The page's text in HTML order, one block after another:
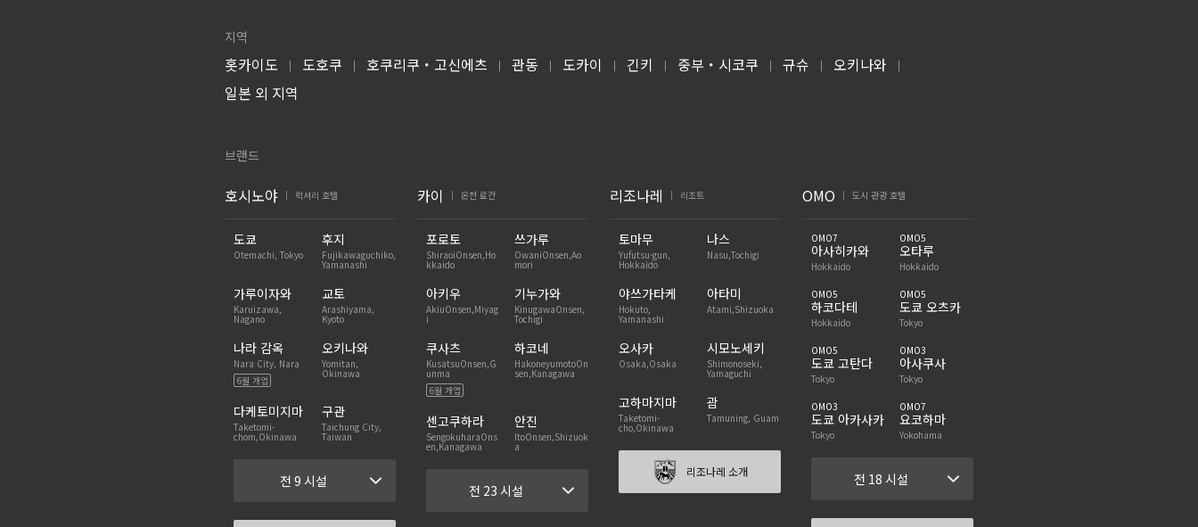
지역
홋카이도 | 도호쿠 | 호쿠리쿠・고신에츠 | 관동 | 도카이 | 긴키 | 중부・시코쿠 | 규슈 | 오키나와 |
일본 외 지역
브랜드
호시노야 럭셔리 호텔
도쿄
Otemachi, Tokyo
후지
Fujikawaguchiko,
Yamanashi
가루이자와
Karuizawa,
Nagano
교토
Arashiyama,
Kyoto
나라 감옥
Nara City, Nara
6월 개업
오키나와
Yomitan,
Okinawa
다케토미지마
Taketomi-
chom,Okinawa
구관
Taichung City,
Taiwan
전 9 시설
카이 온천 료칸
포로토
ShiraoiOnsen,Ho
kkaido
쓰가루
OwaniOnsen,Ao
mori
아키우
AkiuOnsen,Miyag
i
기누가와
KinugawaOnsen,
Tochigi
쿠사츠
KusatsuOnsen,G
unma
6월 개업
하코네
HakoneyumotoOn
sen,Kanagawa
센고쿠하라
SengokuharaOns
en,Kanagawa
안진
ItoOnsen,Shizuok
a
전 23 시설
리조나레 리조트
토마무
Yufutsu-gun,
Hokkaido
나스
Nasu,Tochigi
야쓰가타케
Hokuto,
Yamanashi
아타미
Atami,Shizuoka
오사카
Osaka,Osaka
시모노세키
Shimonoseki,
Yamaguchi
고하마지마
Taketomi-
cho,Okinawa
괌
Tamuning, Guam
리조나레 소개
OMO 도시 관광 호텔
OMO7
아사히카와
Hokkaido
OMO5
오타루
Hokkaido
OMO5
하코다테
Hokkaido
OMO5
도쿄 오츠카
Tokyo
OMO5
도쿄 고탄다
Tokyo
OMO3
아사쿠사
Tokyo
OMO3
도쿄 아카사카
Tokyo
OMO7
요코하마
Yokohama
전 18 시설